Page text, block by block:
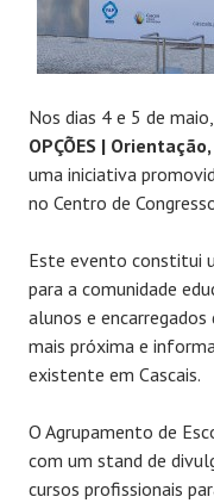
Nos dias 4 e 5 de
OPÇÕES |
uma iniciativa
no Centro de
Este evento constitui
para a comunidade
alunos e
mais próxima e
existente em Cascais.
O Agrupamento de
com um stand de
cursos profissionais